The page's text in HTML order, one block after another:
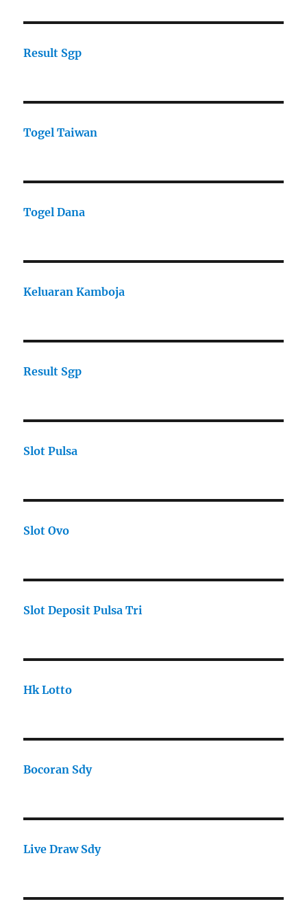
Result Sgp
Togel Taiwan
Togel Dana
Keluaran Kamboja
Result Sgp
Slot Pulsa
Slot Ovo
Slot Deposit Pulsa Tri
Hk Lotto
Bocoran Sdy
Live Draw Sdy